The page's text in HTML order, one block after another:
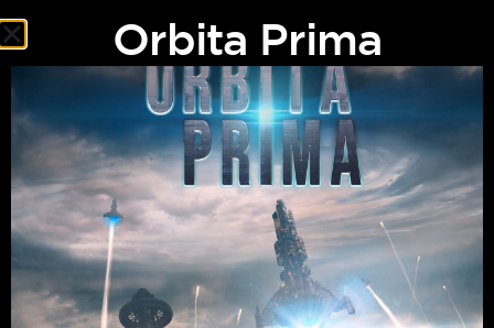
Orbita Prima
Después de que la humanidad fracasa en desviar un asteroide
que se dirige hacia la Tierra, se decide evacuar a toda la
Orbita Prima